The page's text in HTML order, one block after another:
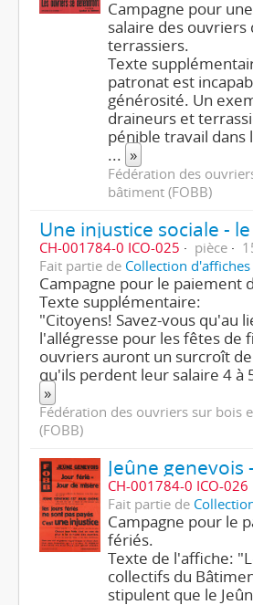
Campagne pour
salaire des
terrassiers.
Texte
patronat est
générosité. Un
draineurs et
pénible travail dans
... »
Fédération des
bâtiment (FOBB)
CH-001784-0 ICO-025 pièce
Fait partie de Collection d'affiches
Campagne pour le paiement
Texte supplémentaire:
"Citoyens! Savez-vous qu'au
l'allégresse pour les fêtes de
ouvriers auront un surcroît
qu'ils perdent leur salaire 4 à
»
Fédération des ouvriers sur bois
(FOBB)
CH-001784-0 ICO-026
Fait partie de
Campagne pour le
fériés.
Texte de l'affiche:
collectifs du
stipulent que le